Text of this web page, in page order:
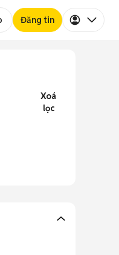
Đăng tin
Xoá
lọc